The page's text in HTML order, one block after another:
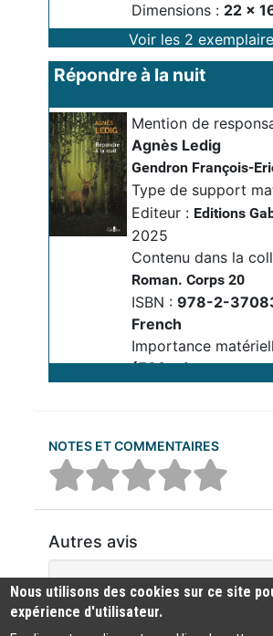
Dimensions : 22 x
Voir les 2
Répondre à la nuit
Mention de
Agnès Ledig
Gendron François-
Type de support
Editeur : Editions
2025
Contenu dans la
Roman. Corps 20
ISBN : 978-2-
French
Importance
(509 p.)
NOTES ET COMMENTAIRES
Autres avis
Aucun commentaire n'a été
Nous utilisons des cookies sur ce site
expérience d'utilisateur.